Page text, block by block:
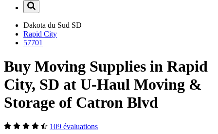
Dakota du Sud SD
Rapid City
57701
Buy Moving Supplies in Rapid
City, SD at U-Haul Moving &
Storage of Catron Blvd
109 évaluations